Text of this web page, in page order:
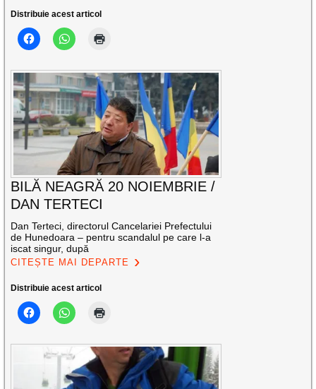
Distribuie acest articol
BILĂ NEAGRĂ 20 NOIEMBRIE /
DAN TERTECI
Dan Terteci, directorul Cancelariei Prefectului
de Hunedoara – pentru scandalul pe care l-a
iscat singur, după
CITEȘTE MAI DEPARTE
Distribuie acest articol